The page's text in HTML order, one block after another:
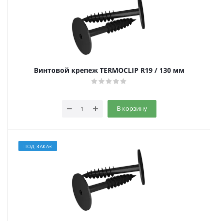
Винтовой крепеж TERMOCLIP R19 / 130 мм
В корзину
ПОД ЗАКАЗ